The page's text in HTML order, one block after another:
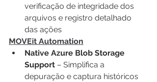
verificação de integridade dos
arquivos e registro detalhado
das ações
MOVEit Automation
Native Azure Blob Storage
Support – Simplifica a
depuração e captura históricos